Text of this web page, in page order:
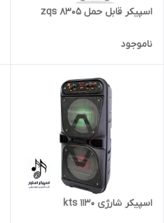
اسپیکر قابل حمل zqs 8305
ناموجود
اسپیکر شارژی kts 1130